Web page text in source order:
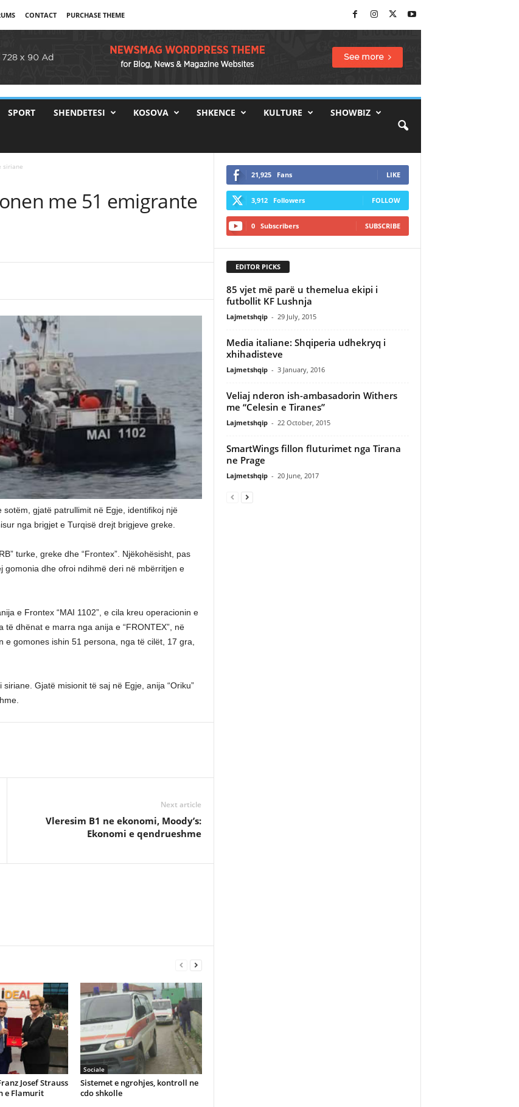
CONTACT PURCHASE THEME
SPORT SHENDETESI KOSOVA SHKENCE KULTURE SHOWBIZ
siriane
me 51 emigrante
gjatë patrullimit në Egje, identifikoj një
nga brigjet e Turqisë drejt brigjeve greke.
turke, greke dhe “Frontex”. Njëkohësisht, pas
gomonia dhe ofroi ndihmë deri në mbërritjen e
e Frontex “MAI 1102”, e cila kreu operacionin e
dhënat e marra nga anija e “FRONTEX”, në
e gomones ishin 51 persona, nga të cilët, 17 gra,
Gjatë misionit të saj në Egje, anija “Oriku”
Next article
Vleresim B1 ne ekonomi, Moody’s:
Ekonomi e qendrueshme
Josef Strauss
e Flamurit
Sociale
Sistemet e ngrohjes, kontroll ne
cdo shkolle
21,925 Fans LIKE
3,912 Followers FOLLOW
0 Subscribers SUBSCRIBE
EDITOR PICKS
85 vjet më parë u themelua ekipi i
futbollit KF Lushnja
Lajmetshqip - 29 July, 2015
Media italiane: Shqiperia udhekryq i
xhihadisteve
Lajmetshqip - 3 January, 2016
Veliaj nderon ish-ambasadorin Withers
me “Celesin e Tiranes”
Lajmetshqip - 22 October, 2015
SmartWings fillon fluturimet nga Tirana
ne Prage
Lajmetshqip - 20 June, 2017